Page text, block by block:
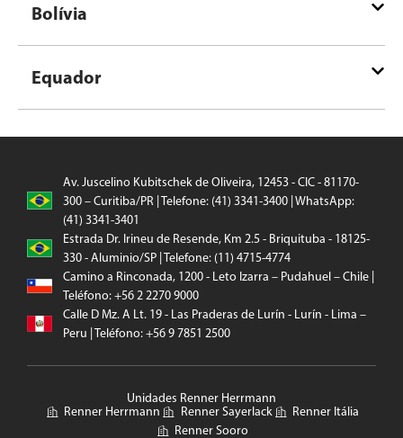
Bolívia
Equador
Av. Juscelino Kubitschek de Oliveira, 12453 - CIC - 81170-
300 – Curitiba/PR | Telefone: (41) 3341-3400 | WhatsApp:
(41) 3341-3401
Estrada Dr. Irineu de Resende, Km 2.5 - Briquituba - 18125-
330 - Aluminio/SP | Telefone: (11) 4715-4774
Camino a Rinconada, 1200 - Leto Izarra – Pudahuel – Chile |
Teléfono: +56 2 2270 9000
Calle D Mz. A Lt. 19 - Las Praderas de Lurín - Lurín - Lima –
Peru | Teléfono: +56 9 7851 2500
Unidades Renner Herrmann
Renner Herrmann
Renner Sayerlack
Renner Itália
Renner Sooro